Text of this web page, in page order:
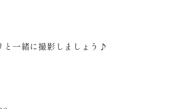
と一緒に撮影しましょう♪